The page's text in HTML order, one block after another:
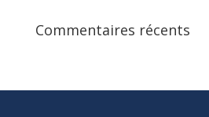
Commentaires récents